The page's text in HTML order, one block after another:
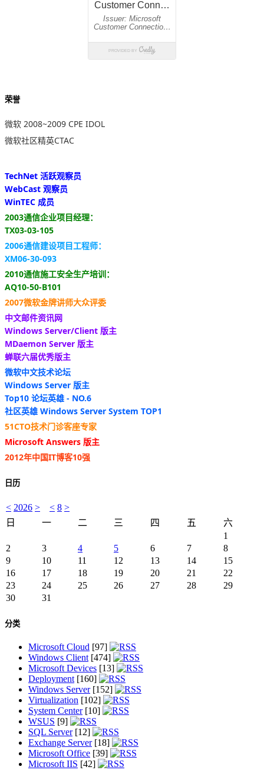
荣誉
微软 2008~2009 CPE IDOL
微软社区精英CTAC
TechNet 活跃观察员
WebCast 观察员
WinTEC 成员
2003通信企业项目经理：
TX03-03-105
2006通信建设项目工程师：
XM06-30-093
2010通信施工安全生产培训：
AQ10-50-B101
2007微软金牌讲师大众评委
中文邮件资讯网
Windows Server/Client 版主
MDaemon Server 版主
蝉联六届优秀版主
微软中文技术论坛
Windows Server 版主
Top10 论坛英雄 - NO.6
社区英雄 Windows Server System TOP1
51CTO技术门诊客座专家
Microsoft Answers 版主
2012年中国IT博客10强
日历
< 2026 > < 8 >
日
一 二 三 四 五
六
1
2
3 4 5 6 7
8
9
10 11 12 13 14
15
16
17 18 19 20 21
22
23
24 25 26 27 28
29
30
31
分类
Microsoft Cloud [97]
Windows Client[474]
Microsoft Devices [13]
Deployment[160]
Windows Server[152]
Virtualization [102]
System Center[10]
WSUS [9]
SQL Server[12]
Exchange Server[18]
Microsoft Office [39]
Microsoft IIS [42]